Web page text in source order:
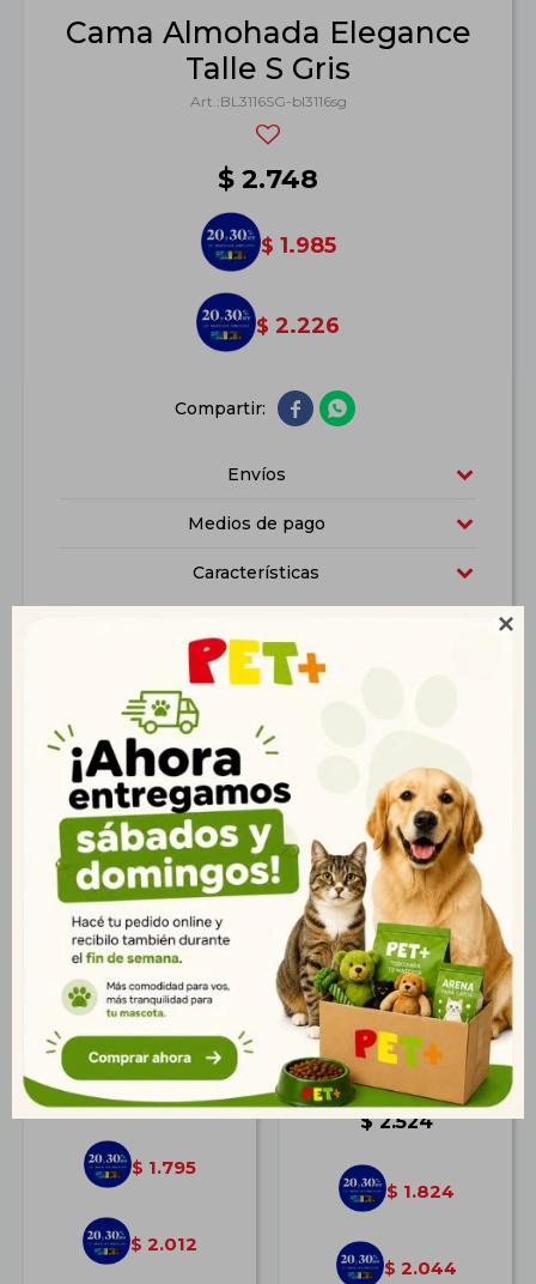

Cama Almohada Elegance
Talle S Gris
BL3116SG-bl3116sg
$ 2.748
$ 1.985
$ 2.226
 
Envíos
Medios de pago
Características
Productos que te pueden interesar
Cama Almohada 3D
Talle L OUTLET
$ 2.484
$ 1.795
$ 2.012
Correa Retráctil Fida
Autofreno 5 mt. M
Blanca
$ 2.524
$ 1.824
$ 2.044